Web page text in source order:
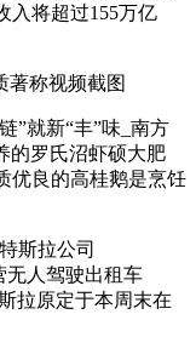
入将超过155万亿
著称视频截图
”就新“丰”味_南方
的罗氏沼虾硕大肥
优良的高桂鹅是烹饪
斯拉公司
无人驾驶出租车
拉原定于本周末在